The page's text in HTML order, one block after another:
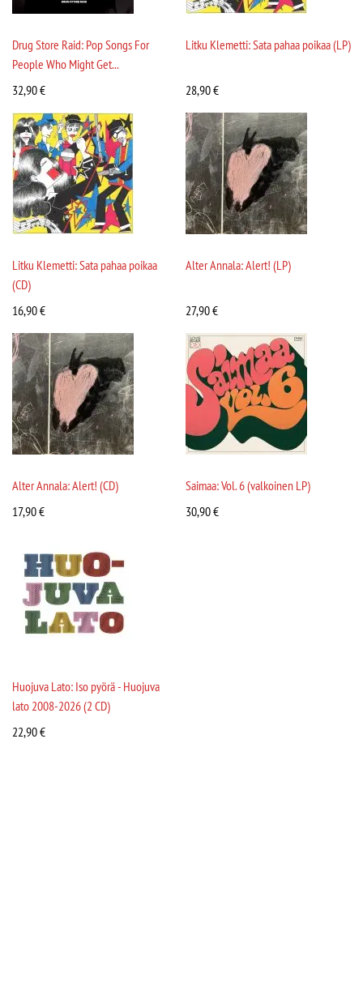
Drug Store Raid: Pop Songs For
People Who Might Get...
32,90€
Litku Klemetti: Sata pahaa poikaa (LP)
28,90€
Litku Klemetti: Sata pahaa poikaa
(CD)
16,90€
Alter Annala: Alert! (LP)
27,90€
Alter Annala: Alert! (CD)
17,90€
Saimaa: Vol. 6 (valkoinen LP)
30,90€
Huojuva Lato: Iso pyörä - Huojuva
lato 2008-2026 (2 CD)
22,90€